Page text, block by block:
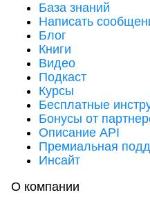
База знаний
Написать
Блог
Книги
Видео
Подкаст
Курсы
Бесплатные
Бонусы от
Описание API
Премиальная
Инсайт
О компании